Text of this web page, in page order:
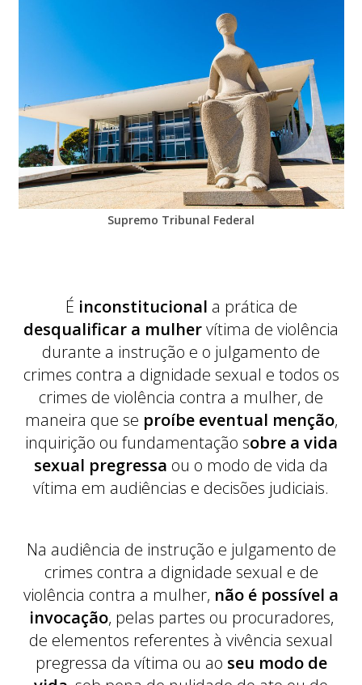
Supremo Tribunal Federal
É inconstitucional a prática de
desqualificar a mulhervítima de violência
durante a instrução e o julgamento de
crimes contra a dignidade sexual e todos os
crimes de violência contra a mulher, de
maneira que se proíbe eventual menção,
inquirição ou fundamentação sobre a vida
sexual pregressa ou o modo de vida da
vítima em audiências e decisões judiciais.
Na audiência de instrução e julgamento de
crimes contra a dignidade sexual e de
violência contra a mulher, não é possível a
invocação, pelas partes ou procuradores,
de elementos referentes à vivência sexual
pregressa da vítima ou ao seu modo de